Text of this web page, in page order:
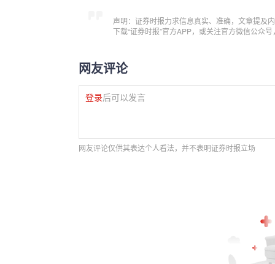
声明：证券时报力求信息真实、准确，文章提及
下载“证券时报”官方APP，或关注官方微信公众
网友评论
登录后可以发言
网友评论仅供其表达个人看法，并不表明证券时报立场